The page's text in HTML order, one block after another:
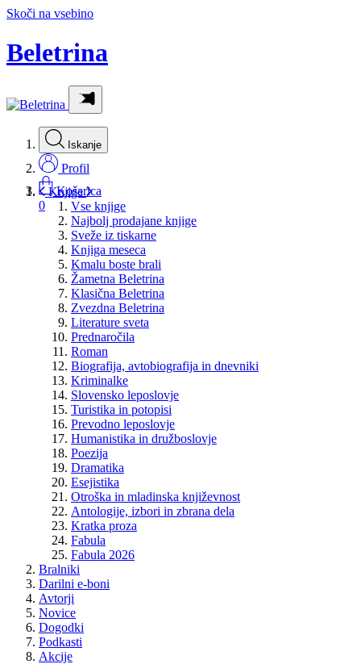
Skoči na vsebino
Beletrina
Iskanje
Profil
Košarica
0
Knjige
Vse knjige
Najbolj prodajane knjige
Sveže iz tiskarne
Knjiga meseca
Kmalu boste brali
Žametna Beletrina
Klasična Beletrina
Zvezdna Beletrina
Literature sveta
Prednaročila
Roman
Biografija, avtobiografija in dnevniki
Kriminalke
Slovensko leposlovje
Turistika in potopisi
Prevodno leposlovje
Humanistika in družboslovje
Poezija
Dramatika
Esejistika
Otroška in mladinska književnost
Antologije, izbori in zbrana dela
Kratka proza
Fabula
Fabula 2026
Bralniki
Darilni e-boni
Avtorji
Novice
Dogodki
Podkasti
Akcije